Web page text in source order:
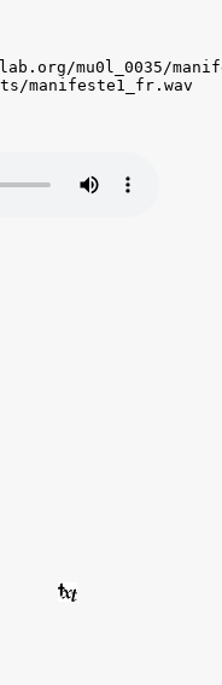
mu0l_0035/
manifeste1_fr.wav